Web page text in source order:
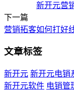
新开元营
下一篇
营销拓客如何打好
文章标签
新开元 新开元电销
新开元软件 电销管